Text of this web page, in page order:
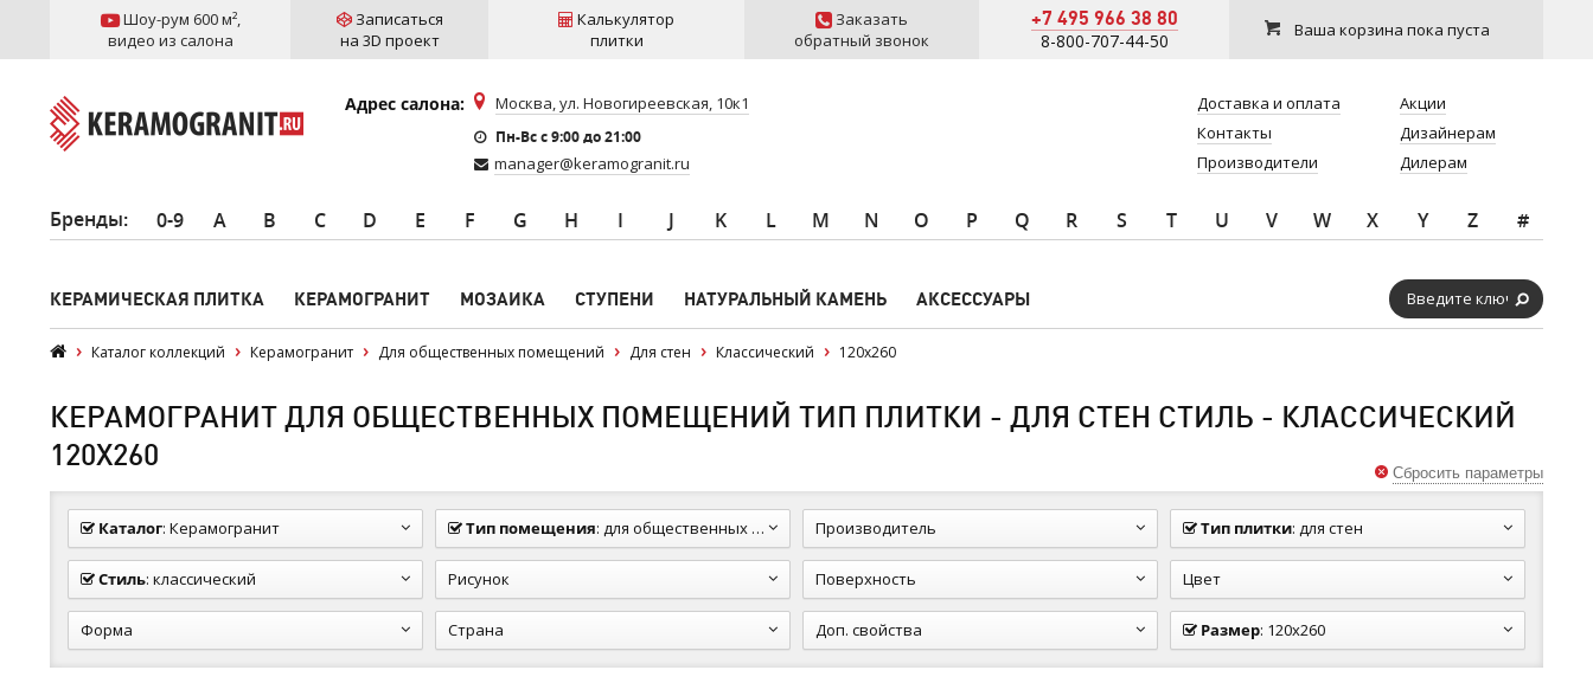
Шоу-рум 600 м²,
видео из салона
Записаться
на 3D проект
Калькулятор
плитки
Заказать
обратный звонок
+7 495 966 38 80
8-800-707-44-50 Ваша корзина пока пуста
Адрес салона: Москва, ул. Новогиреевская, 10к1
Пн-Вс c 9:00 до 21:00
manager@keramogranit.ru
Доставка и оплата
Контакты
Производители
Акции
Дизайнерам
Дилерам
Бренды: 0-9 A B C D E F G H I J K L M N O P Q R S T U V W X Y Z #
КЕРАМИЧЕСКАЯ ПЛИТКА КЕРАМОГРАНИТ МОЗАИКА СТУПЕНИ НАТУРАЛЬНЫЙ КАМЕНЬ АКСЕССУАРЫ
Каталог коллекций Керамогранит Для общественных помещений Для стен Классический 120x260
КЕРАМОГРАНИТ ДЛЯ ОБЩЕСТВЕННЫХ ПОМЕЩЕНИЙ ТИП ПЛИТКИ - ДЛЯ СТЕН СТИЛЬ - КЛАССИЧЕСКИЙ
120Х260
Каталог: Керамогранит Тип помещения: для общественных помещений Производитель Тип плитки: для стен
Стиль: классический Рисунок Поверхность Цвет
Форма Страна Доп. свойства Размер: 120x260
Сбросить параметры